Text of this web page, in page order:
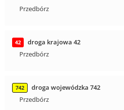
Przedbórz
42
droga krajowa 42
Przedbórz
742
droga wojewódzka 742
Przedbórz